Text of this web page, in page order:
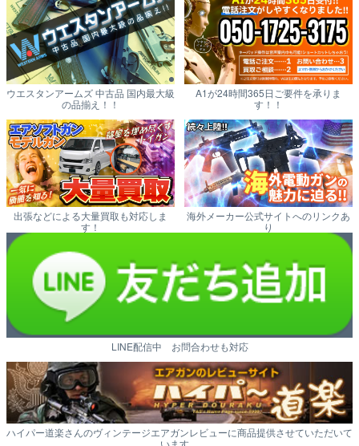
ウエスタンアームズ 中古品 国内最大級
の品揃え！！
A1が24時間365日ご要件を承りま
す！！
出張などによる大量買取も対応しま
す！
海外メーカー公式サイトへのリンクあ
り
LINE配信中 お問合わせも対応
ハイパー道楽さんのヴィンテージエアガンレビューに商品提供させていただいて
います。